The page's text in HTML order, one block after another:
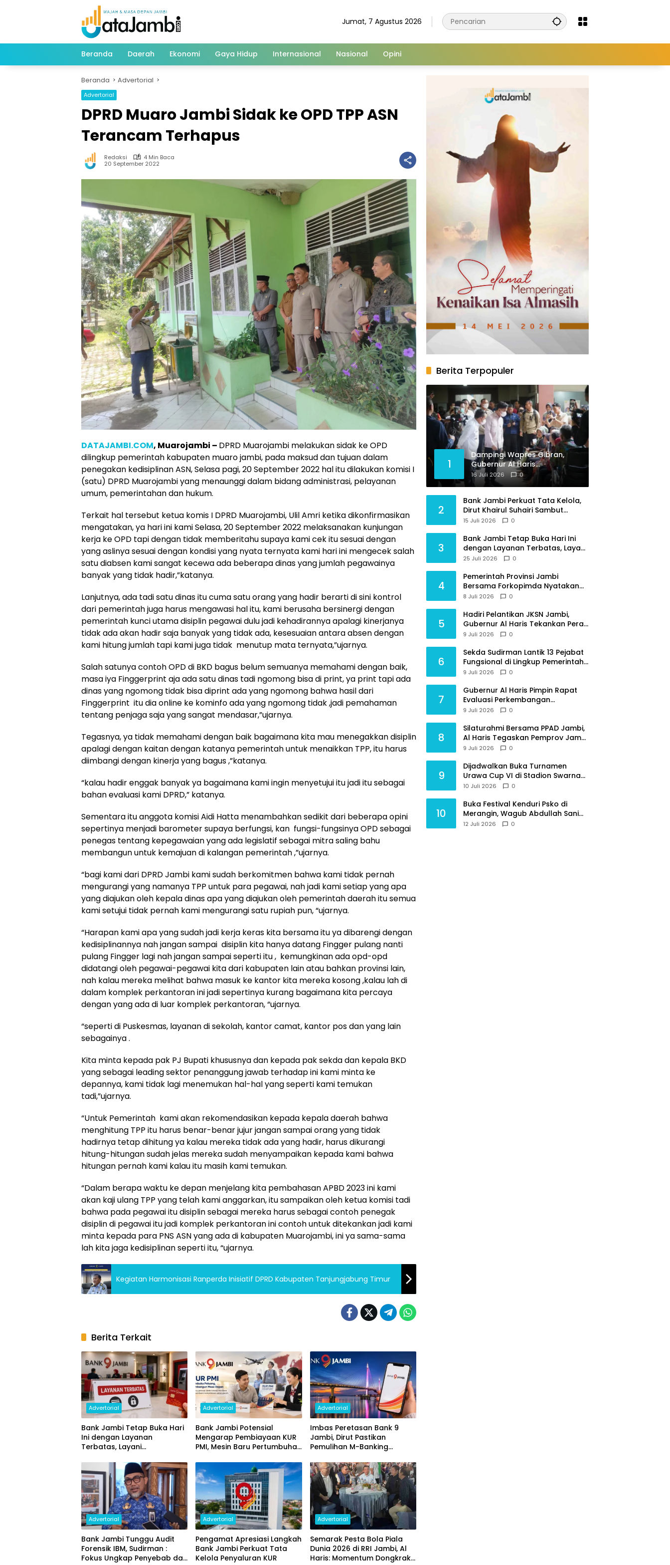
Jumat, 7 Agustus 2026
Beranda Daerah Ekonomi Gaya Hidup Internasional Nasional Opini
Beranda Advertorial
Advertorial
DPRD Muaro Jambi Sidak ke OPD TPP ASN
Terancam Terhapus
Redaksi
4 Min Baca
20 September 2022
DATAJAMBI.COM, Muarojambi – DPRD Muarojambi melakukan sidak ke OPD
dilingkup pemerintah kabupaten muaro jambi, pada maksud dan tujuan dalam
penegakan kedisiplinan ASN, Selasa pagi, 20 September 2022 hal itu dilakukan komisi I
(satu) DPRD Muarojambi yang menaunggi dalam bidang administrasi, pelayanan
umum, pemerintahan dan hukum.
Terkait hal tersebut ketua komis I DPRD Muarojambi, Ulil Amri ketika dikonfirmasikan
mengatakan, ya hari ini kami Selasa, 20 September 2022 melaksanakan kunjungan
kerja ke OPD tapi dengan tidak memberitahu supaya kami cek itu sesuai dengan
yang aslinya sesuai dengan kondisi yang nyata ternyata kami hari ini mengecek salah
satu diabsen kami sangat kecewa ada beberapa dinas yang jumlah pegawainya
banyak yang tidak hadir,”katanya.
Lanjutnya, ada tadi satu dinas itu cuma satu orang yang hadir berarti di sini kontrol
dari pemerintah juga harus mengawasi hal itu, kami berusaha bersinergi dengan
pemerintah kunci utama disiplin pegawai dulu jadi kehadirannya apalagi kinerjanya
tidak ada akan hadir saja banyak yang tidak ada, kesesuaian antara absen dengan
kami hitung jumlah tapi kami juga tidak menutup mata ternyata,”ujarnya.
Salah satunya contoh OPD di BKD bagus belum semuanya memahami dengan baik,
masa iya Finggerprint aja ada satu dinas tadi ngomong bisa di print, ya print tapi ada
dinas yang ngomong tidak bisa diprint ada yang ngomong bahwa hasil dari
Finggerprint itu dia online ke kominfo ada yang ngomong tidak ,jadi pemahaman
tentang penjaga saja yang sangat mendasar,”ujarnya.
Tegasnya, ya tidak memahami dengan baik bagaimana kita mau menegakkan disiplin
apalagi dengan kaitan dengan katanya pemerintah untuk menaikkan TPP, itu harus
diimbangi dengan kinerja yang bagus ,”katanya.
“kalau hadir enggak banyak ya bagaimana kami ingin menyetujui itu jadi itu sebagai
bahan evaluasi kami DPRD,” katanya.
Sementara itu anggota komisi Aidi Hatta menambahkan sedikit dari beberapa opini
sepertinya menjadi barometer supaya berfungsi, kan fungsi-fungsinya OPD sebagai
penegas tentang kepegawaian yang ada legislatif sebagai mitra saling bahu
membangun untuk kemajuan di kalangan pemerintah ,”ujarnya.
“bagi kami dari DPRD Jambi kami sudah berkomitmen bahwa kami tidak pernah
mengurangi yang namanya TPP untuk para pegawai, nah jadi kami setiap yang apa
yang diajukan oleh kepala dinas apa yang diajukan oleh pemerintah daerah itu semua
kami setujui tidak pernah kami mengurangi satu rupiah pun, “ujarnya.
“Harapan kami apa yang sudah jadi kerja keras kita bersama itu ya dibarengi dengan
kedisiplinannya nah jangan sampai disiplin kita hanya datang Fingger pulang nanti
pulang Fingger lagi nah jangan sampai seperti itu , kemungkinan ada opd-opd
didatangi oleh pegawai-pegawai kita dari kabupaten lain atau bahkan provinsi lain,
nah kalau mereka melihat bahwa masuk ke kantor kita mereka kosong ,kalau lah di
dalam komplek perkantoran ini jadi sepertinya kurang bagaimana kita percaya
dengan yang ada di luar komplek perkantoran, “ujarnya.
“seperti di Puskesmas, layanan di sekolah, kantor camat, kantor pos dan yang lain
sebagainya .
Kita minta kepada pak PJ Bupati khususnya dan kepada pak sekda dan kepala BKD
yang sebagai leading sektor penanggung jawab terhadap ini kami minta ke
depannya, kami tidak lagi menemukan hal-hal yang seperti kami temukan
tadi,”ujarnya.
“Untuk Pemerintah kami akan rekomendasikan kepada kepala daerah bahwa
menghitung TPP itu harus benar-benar jujur jangan sampai orang yang tidak
hadirnya tetap dihitung ya kalau mereka tidak ada yang hadir, harus dikurangi
hitung-hitungan sudah jelas mereka sudah menyampaikan kepada kami bahwa
hitungan pernah kami kalau itu masih kami temukan.
“Dalam berapa waktu ke depan menjelang kita pembahasan APBD 2023 ini kami
akan kaji ulang TPP yang telah kami anggarkan, itu sampaikan oleh ketua komisi tadi
bahwa pada pegawai itu disiplin sebagai mereka harus sebagai contoh penegak
disiplin di pegawai itu jadi komplek perkantoran ini contoh untuk ditekankan jadi kami
minta kepada para PNS ASN yang ada di kabupaten Muarojambi, ini ya sama-sama
lah kita jaga kedisiplinan seperti itu, “ujarnya.
Kegiatan Harmonisasi Ranperda Inisiatif DPRD Kabupaten Tanjungjabung Timur
Berita Terkait
Advertorial
Bank Jambi Tetap Buka Hari
Ini dengan Layanan
Terbatas, Layani
Perubahan PIN
Advertorial
Bank Jambi Potensial
Mengarap Pembiayaan KUR
PMI, Mesin Baru Pertumbuhan
Advertorial
Imbas Peretasan Bank 9
Jambi, Dirut Pastikan
Pemulihan M-Banking
Advertorial
Bank Jambi Tunggu Audit
Forensik IBM, Sudirman :
Fokus Ungkap Penyebab dan
Advertorial
Pengamat Apresiasi Langkah
Bank Jambi Perkuat Tata
Kelola Penyaluran KUR
Advertorial
Semarak Pesta Bola Piala
Dunia 2026 di RRI Jambi, Al
Haris: Momentum Dongkrak
Berita Terpopuler
1
Dampingi Wapres Gibran,
Gubernur Al Haris
Perjuangkan MRI Baru dan
Tambahan Dokter Spesialis
16 Juli 2026 0
2
Bank Jambi Perkuat Tata Kelola,
Dirut Khairul Suhairi Sambut
Sinergi Strategis Bersama BPKP
15 Juli 2026 0
3
Bank Jambi Tetap Buka Hari Ini
dengan Layanan Terbatas, Layani
Penggantian Kartu ATM dan
25 Juli 2026 0
4
Pemerintah Provinsi Jambi
Bersama Forkopimda Nyatakan
Sikap Tegas Berantas Geng Motor
8 Juli 2026 0
5
Hadiri Pelantikan JKSN Jambi,
Gubernur Al Haris Tekankan Peran
Guru dan Kiai Jaga Moral
9 Juli 2026 0
6
Sekda Sudirman Lantik 13 Pejabat
Fungsional di Lingkup Pemerintah
Provinsi Jambi
9 Juli 2026 0
7
Gubernur Al Haris Pimpin Rapat
Evaluasi Perkembangan
Pelaksanaan Kegiatan
9 Juli 2026 0
8
Silaturahmi Bersama PPAD Jambi,
Al Haris Tegaskan Pemprov Jambi
Terus Rangkul Para Purnawirawan
9 Juli 2026 0
9
Dijadwalkan Buka Turnamen
Urawa Cup VI di Stadion Swarna
Bhumi, Gubernur Al Haris Siap
10 Juli 2026 0
10
Buka Festival Kenduri Psko di
Merangin, Wagub Abdullah Sani
Ajak Generasi Muda Jaga Budaya
12 Juli 2026 0